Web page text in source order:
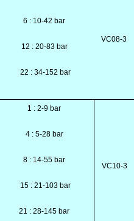
6 : 10-42 bar
12 : 20-83 bar
22 : 34-152 bar
VC08-3
1 : 2-9 bar
4 : 5-28 bar
8 : 14-55 bar
15 : 21-103 bar
21 : 28-145 bar
VC10-3